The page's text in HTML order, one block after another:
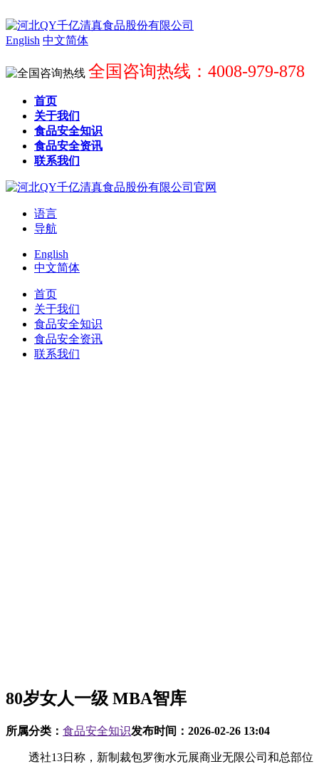
English 中文简体
全国咨询热线：4008-979-878
首页
关于我们
食品安全知识
食品安全资讯
联系我们
语言
导航
English
中文简体
首页
关于我们
食品安全知识
食品安全资讯
联系我们
80岁女人一级 MBA智库
所属分类： 食品安全知识发布时间： 2026-02-26 13:04
透社13日称，新制裁包罗衡水元展商业无限公司和总部位